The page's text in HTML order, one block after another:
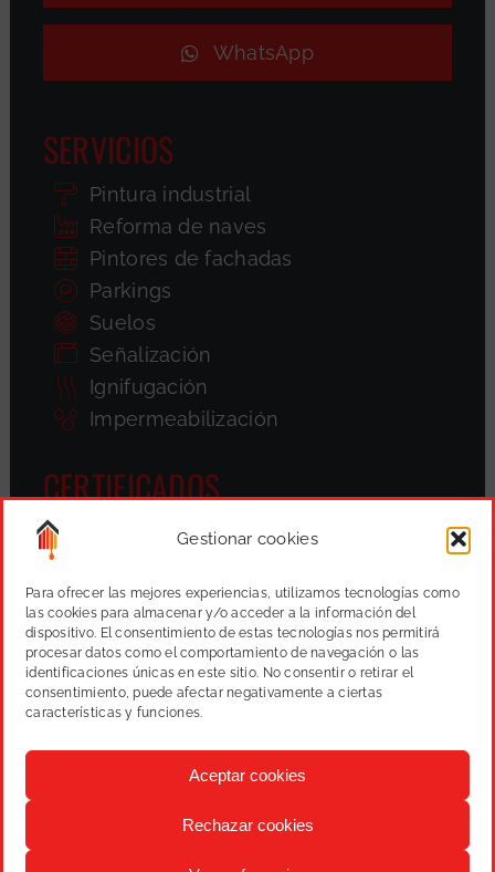
Gestionar cookies
Para ofrecer las mejores experiencias, utilizamos tecnologías como
las cookies para almacenar y/o acceder a la información del
dispositivo. El consentimiento de estas tecnologías nos permitirá
procesar datos como el comportamiento de navegación o las
identificaciones únicas en este sitio. No consentir o retirar el
consentimiento, puede afectar negativamente a ciertas
características y funciones.
Aceptar cookies
Rechazar cookies
WhatsApp
SERVICIOS
Pintura industrial
Reforma de naves
Pintores de fachadas
Parkings
Suelos
Señalización
Ignifugación
Impermeabilización
CERTIFICADOS